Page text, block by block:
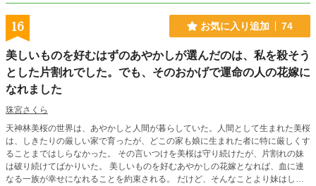
16 お気に入り追加 74
美しいものを好むはずのあやかしが選んだのは、私を殺そう
とした片割れでした。でも、そのおかげで運命の人の花嫁に
なれました
珠宮さくら
天神林美桜の世界は、あやかしと人間が暮らしていた。人間として生まれた美桜
は、しきたりの厳しい家で育ったが、どこの家も娘に生まれた者に特に厳しくす
ることまではしらなかった。 その言いつけを美桜は守り続けたが、片割れの妹
は破り続けてばかりいた。 美しいものを好むあやかしの花嫁となれば、血に連
なる一族が幸せになれることを約束される。 だけど、そんなことより妹はしき